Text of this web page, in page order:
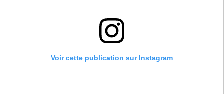
Voir cette publication sur Instagram